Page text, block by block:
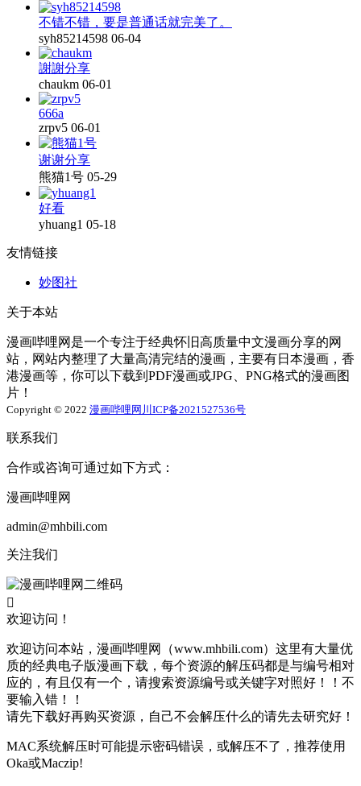
不错不错，要是普通话就完美了。
syh85214598 06-04
謝謝分享
chaukm 06-01
666a
zrpv5 06-01
谢谢分享
熊猫1号 05-29
好看
yhuang1 05-18
友情链接
妙图社
关于本站
漫画哔哩网是一个专注于经典怀旧高质量中文漫画分享的网
站，网站内整理了大量高清完结的漫画，主要有日本漫画，香
港漫画等，你可以下载到PDF漫画或JPG、PNG格式的漫画图
片！
Copyright © 2022 漫画哔哩网 川ICP备2021527536号
联系我们
合作或咨询可通过如下方式：
漫画哔哩网
admin@mhbili.com
关注我们

欢迎访问！
欢迎访问本站，漫画哔哩网（www.mhbili.com）这里有大量优
质的经典电子版漫画下载，每个资源的解压码都是与编号相对
应的，有且仅有一个，请搜索资源编号或关键字对照好！！不
要输入错！！
请先下载好再购买资源，自己不会解压什么的请先去研究好！
MAC系统解压时可能提示密码错误，或解压不了，推荐使用
Oka或Maczip!